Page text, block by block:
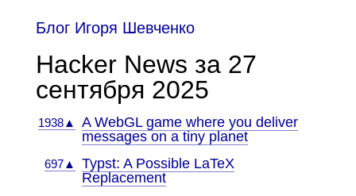
Блог Игоря Шевченко
Hacker News за 27
сентября 2025
1938▲
A WebGL game where you deliver
messages on a tiny planet
697▲
Typst: A Possible LaTeX
Replacement